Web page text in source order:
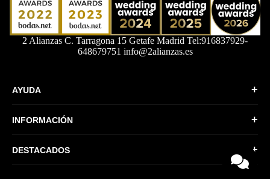
2 Alianzas C. Tarragona 15 Getafe Madrid Tel:916837929-
648679751 info@2alianzas.es
AYUDA +
INFORMACIÓN +
DESTACADOS +